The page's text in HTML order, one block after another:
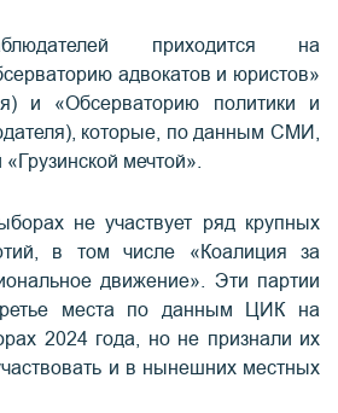
приходится на
адвокатов и юристов»
и «Обсерваторию политики и
которые, по данным СМИ,
мечтой».
не участвует ряд крупных
в том числе «Коалиция за
движение». Эти партии
места по данным ЦИК на
2024 года, но не признали их
и в нынешних местных